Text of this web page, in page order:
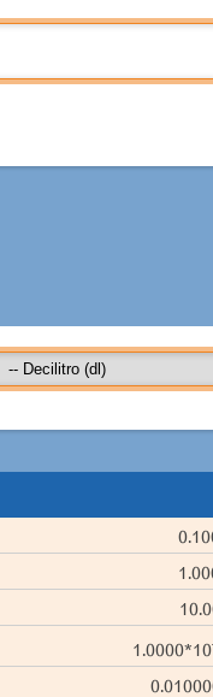
1.0000*10